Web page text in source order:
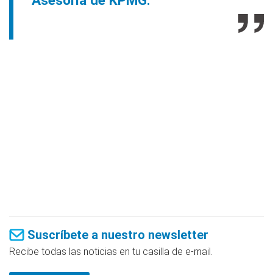
Suscríbete a nuestro newsletter
Recibe todas las noticias en tu casilla de e-mail.